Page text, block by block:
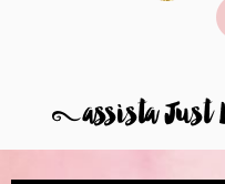
8assista Just